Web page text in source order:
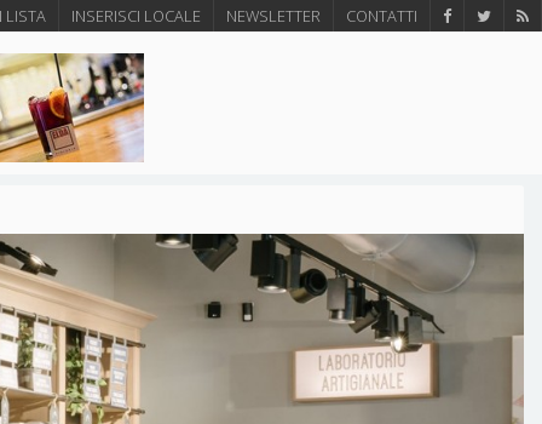
LISTA INSERISCI LOCALE NEWSLETTER CONTATTI